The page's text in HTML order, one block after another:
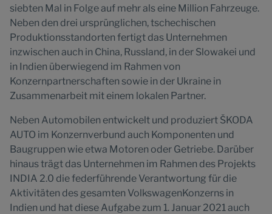
siebten Mal in Folge auf mehr als eine Million Fahrzeuge.
Neben den drei ursprünglichen, tschechischen
Produktionsstandorten fertigt das Unternehmen
inzwischen auch in China, Russland, in der Slowakei und
in Indien überwiegend im Rahmen von
Konzernpartnerschaften sowie in der Ukraine in
Zusammenarbeit mit einem lokalen Partner.
Neben Automobilen entwickelt und produziert ŠKODA
AUTO im Konzernverbund auch Komponenten und
Baugruppen wie etwa Motoren oder Getriebe. Darüber
hinaus trägt das Unternehmen im Rahmen des Projekts
INDIA 2.0 die federführende Verantwortung für die
Aktivitäten des gesamten VolkswagenKonzerns in
Indien und hat diese Aufgabe zum 1. Januar 2021 auch